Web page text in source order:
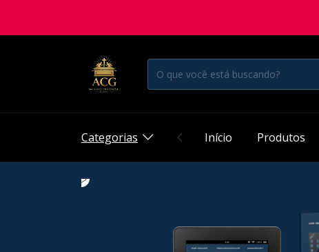
Categorias Início Produtos